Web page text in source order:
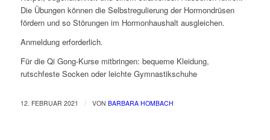
Die Übungen können die Selbstregulierung der Hormondrüsen
fördern und so Störungen im Hormonhaushalt ausgleichen.
Anmeldung erforderlich.
Für die Qi Gong-Kurse mitbringen: bequeme Kleidung,
rutschfeste Socken oder leichte Gymnastikschuhe
12. FEBRUAR 2021 / VON BARBARA HOMBACH